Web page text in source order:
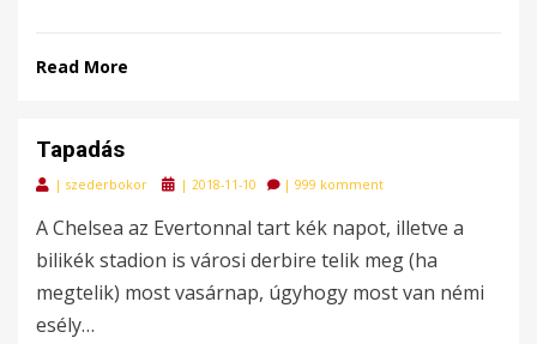
Read More
Tapadás
| szederbokor
Posted
| 2018-11-10 | 999 komment
A Chelsea az Evertonnal tart kék napot, illetve a
bilikék stadion is városi derbire telik meg (ha
megtelik) most vasárnap, úgyhogy most van némi
esély…